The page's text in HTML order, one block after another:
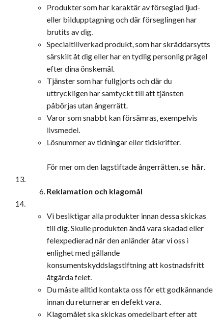
Produkter som har karaktär av förseglad ljud-
eller bildupptagning och där förseglingen har
brutits av dig.
Specialtillverkad produkt, som har skräddarsytts
särskilt åt dig eller har en tydlig personlig prägel
efter dina önskemål.
Tjänster som har fullgjorts och där du
uttryckligen har samtyckt till att tjänsten
påbörjas utan ångerrätt.
Varor som snabbt kan försämras, exempelvis
livsmedel.
Lösnummer av tidningar eller tidskrifter.
För mer om den lagstiftade ångerrätten, se här.
Reklamation och klagomål
Vi besiktigar alla produkter innan dessa skickas
till dig. Skulle produkten ändå vara skadad eller
felexpedierad när den anländer åtar vi oss i
enlighet med gällande
konsumentskyddslagstiftning att kostnadsfritt
åtgärda felet.
Du måste alltid kontakta oss för ett godkännande
innan du returnerar en defekt vara.
Klagomålet ska skickas omedelbart efter att